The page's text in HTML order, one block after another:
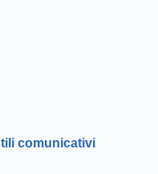
comunicativi